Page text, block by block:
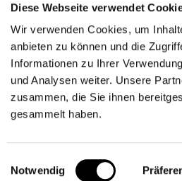
Diese Webseite verwendet
Wir verwenden Cookies, um
anbieten zu können und die
Informationen zu Ihrer
und Analysen weiter. Unsere
zusammen, die Sie ihnen
gesammelt haben.
Einwilligungsauswahl
Notwendig
23, 39012
-info@golfinsuedtirol.it